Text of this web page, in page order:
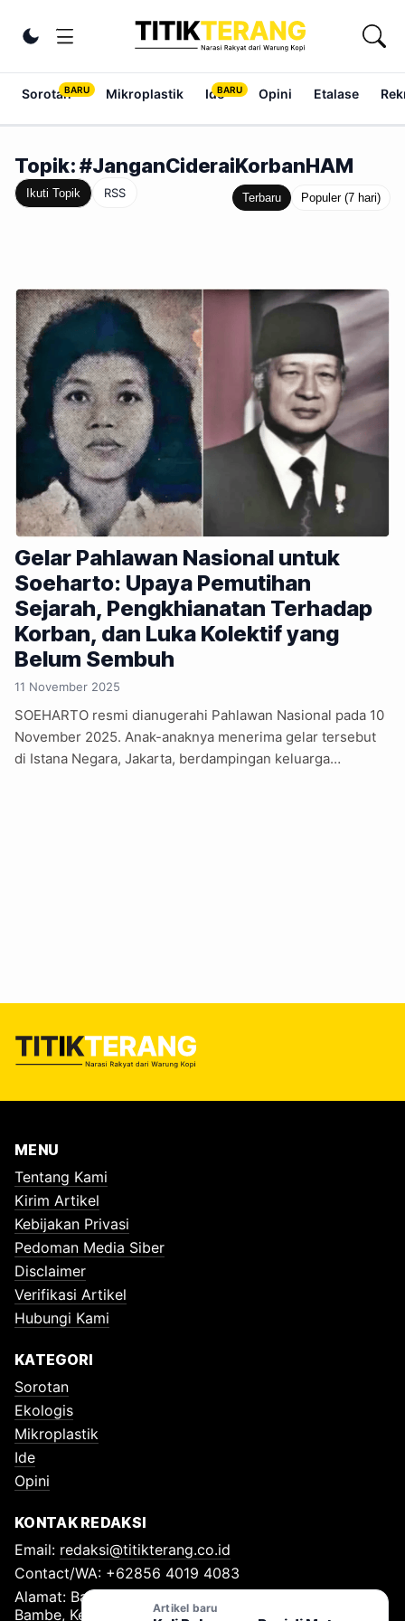
Ubah tema
Sorotan Mikroplastik Ide Opini Etalase
Topik: #JanganCideraiKorbanHAM
Ikuti Topik RSS Terbaru Populer (7 hari)
Gelar Pahlawan Nasional untuk
Soeharto: Upaya Pemutihan
Sejarah, Pengkhianatan Terhadap
Korban, dan Luka Kolektif yang
Belum Sembuh
11 November 2025
SOEHARTO resmi dianugerahi Pahlawan Nasional pada 10
November 2025. Anak-anaknya menerima gelar tersebut
di Istana Negara, Jakarta, berdampingan keluarga
oleh…
MENU
Tentang Kami
Kirim Artikel
Kebijakan Privasi
Pedoman Media Siber
Disclaimer
Verifikasi Artikel
Hubungi Kami
KATEGORI
Sorotan
Ekologis
Mikroplastik
Ide
Opini
KONTAK REDAKSI
Email: redaksi@titikterang.co.id
Contact/WA: +62856 4019 4083
Alamat: Bambe Nomor 115, RT 009 RW 009, Desa
Bambe, Kecamatan Driyorejo, Kabupaten Gresik, Kode
Artikel baru